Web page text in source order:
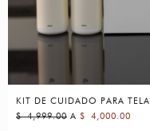
KIT DE CUIDADO PARA TELA
$4,999.00 A $ 4,000.00